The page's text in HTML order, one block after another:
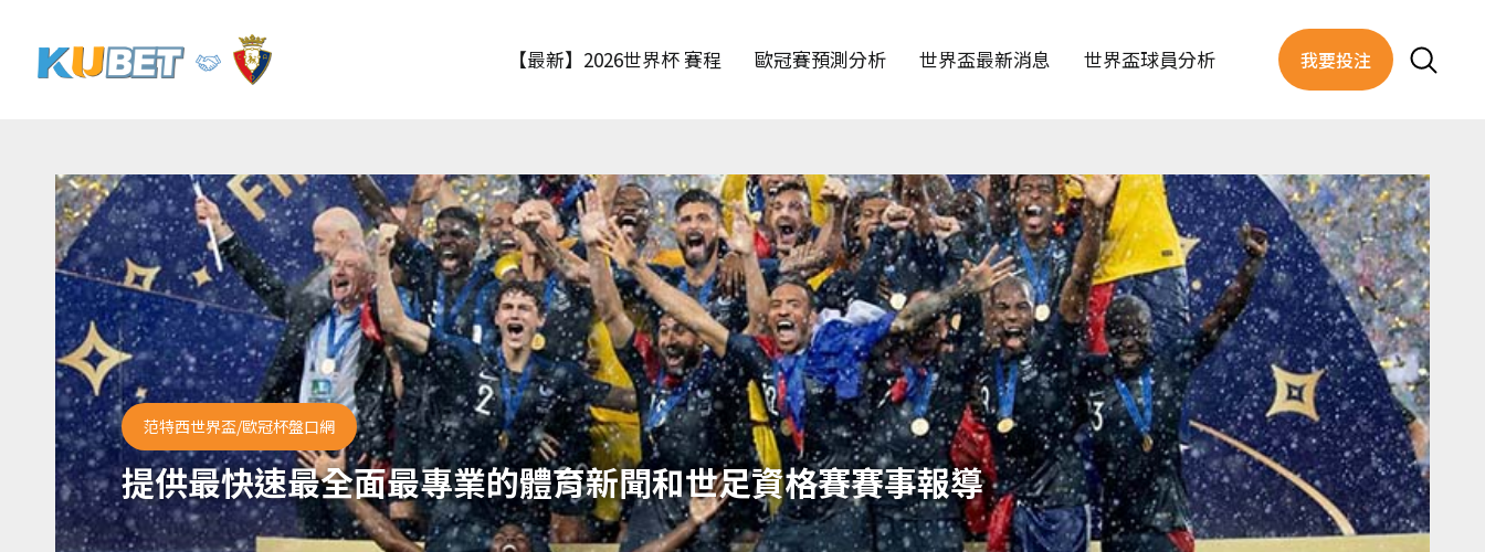
【最新】2026世界杯 賽程 歐冠賽預測分析 世界盃最新消息 世界盃球員分析 我要投注
范特西世界盃/歐冠杯盤口網
提供最快速最全面最專業的體育新聞和世足資格賽賽事報導